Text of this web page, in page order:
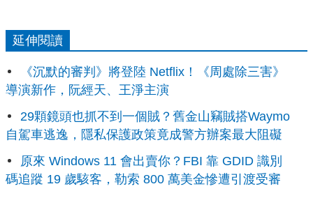
延伸閱讀
《沉默的審判》將登陸 Netflix！《周處除三害》
導演新作，阮經天、王淨主演
29顆鏡頭也抓不到一個賊？舊金山竊賊搭Waymo
自駕車逃逸，隱私保護政策竟成警方辦案最大阻礙
原來 Windows 11 會出賣你？FBI 靠 GDID 識別
碼追蹤 19 歲駭客，勒索 800 萬美金慘遭引渡受審